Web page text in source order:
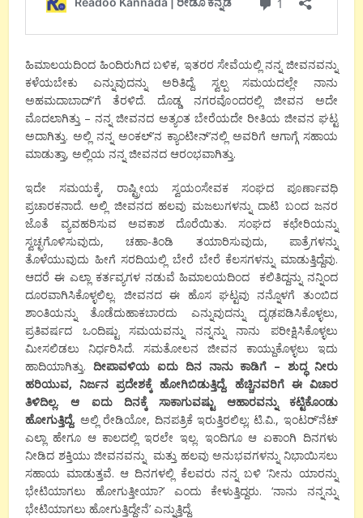
ಹಿಮಾಲಯದಿಂದ ಹಿಂದಿರುಗಿದ ಬಳಿಕ, ಇತರರ ಸೇವೆಯಲ್ಲಿ ನನ್ನ ಜೀವನವನ್ನು
ಕಳೆಯಬೇಕು ಎನ್ನುವುದನ್ನು ಅರಿತಿದ್ದೆ. ಸ್ವಲ್ಪ ಸಮಯದಲ್ಲೇ ನಾನು
ಅಹಮದಾಬಾದ್’ಗೆ ತೆರಳಿದೆ. ದೊಡ್ಡ ನಗರವೊಂದರಲ್ಲಿ ಜೀವನ ಅದೇ
ಮೊದಲಾಗಿತ್ತು – ನನ್ನ ಜೀವನದ ಅತ್ಯಂತ ಬೇರೆಯದೇ ರೀತಿಯ ಜೀವನ ಘಟ್ಟ
ಅದಾಗಿತ್ತು. ಅಲ್ಲಿ ನನ್ನ ಅಂಕಲ್’ನ ಕ್ಯಾಂಟೀನ್’ನಲ್ಲಿ ಅವರಿಗೆ ಆಗಾಗ್ಗೆ ಸಹಾಯ
ಮಾಡುತ್ತಾ, ಅಲ್ಲಿಯ ನನ್ನ ಜೀವನದ ಆರಂಭವಾಗಿತ್ತು.
ಇದೇ ಸಮಯಕ್ಕೆ, ರಾಷ್ಟ್ರೀಯ ಸ್ವಯಂಸೇವಕ ಸಂಘದ ಪೂರ್ಣಾವಧಿ
ಪ್ರಚಾರಕನಾದೆ. ಅಲ್ಲಿ ಜೀವನದ ಹಲವು ಮಜಲುಗಳನ್ನು ದಾಟಿ ಬಂದ ಜನರ
ಜೊತೆ ವ್ಯವಹರಿಸುವ ಅವಕಾಶ ದೊರೆಯಿತು. ಸಂಘದ ಕಛೇರಿಯನ್ನು
ಸ್ವಚ್ಛಗೊಳಿಸುವುದು, ಚಹಾ-ತಿಂಡಿ ತಯಾರಿಸುವುದು, ಪಾತ್ರೆಗಳನ್ನು
ತೊಳೆಯುವುದು ಹೀಗೆ ಸರದಿಯಲ್ಲಿ ಬೇರೆ ಬೇರೆ ಕೆಲಸಗಳನ್ನು ಮಾಡುತ್ತಿದ್ದೆವು.
ಆದರೆ ಈ ಎಲ್ಲಾ ಕರ್ತವ್ಯಗಳ ನಡುವೆ ಹಿಮಾಲಯದಿಂದ ಕಲಿತಿದ್ದನ್ನು ನನ್ನಿಂದ
ದೂರವಾಗಿಸಿಕೊಳ್ಳಲಿಲ್ಲ. ಜೀವನದ ಈ ಹೊಸ ಘಟ್ಟವು ನನ್ನೊಳಗೆ ತುಂಬಿದ
ಶಾಂತಿಯನ್ನು ತೊಡೆದುಹಾಕಬಾರದು ಎನ್ನುವುದನ್ನು ದೃಢಪಡಿಸಿಕೊಳ್ಳಲು,
ಪ್ರತಿವರ್ಷದ ಒಂದಿಷ್ಟು ಸಮಯವನ್ನು ನನ್ನನ್ನು ನಾನು ಪರೀಕ್ಷಿಸಿಕೊಳ್ಳಲು
ಮೀಸಲಿಡಲು ನಿರ್ಧರಿಸಿದೆ. ಸಮತೋಲನ ಜೀವನ ಕಾಯ್ದುಕೊಳ್ಳಲು ಇದು
ಹಾದಿಯಾಗಿತ್ತು. ದೀಪಾವಳಿಯ ಐದು ದಿನ ನಾನು ಕಾಡಿಗೆ – ಶುದ್ಧ ನೀರು
ಹರಿಯುವ, ನಿರ್ಜನ ಪ್ರದೇಶಕ್ಕೆ ಹೋಗಿಬಿಡುತ್ತಿದ್ದೆ. ಹೆಚ್ಚಿನವರಿಗೆ ಈ ವಿಚಾರ
ತಿಳಿದಿಲ್ಲ. ಆ ಐದು ದಿನಕ್ಕೆ ಸಾಕಾಗುವಷ್ಟು ಆಹಾರವನ್ನು ಕಟ್ಟಿಕೊಂಡು
ಹೋಗುತ್ತಿದ್ದೆ. ಅಲ್ಲಿ ರೇಡಿಯೋ, ದಿನಪತ್ರಿಕೆ ಇರುತ್ತಿರಲಿಲ್ಲ; ಟಿ.ವಿ., ಇಂಟರ್’ನೆಟ್
ಎಲ್ಲಾ ಹೇಗೂ ಆ ಕಾಲದಲ್ಲಿ ಇರಲೇ ಇಲ್ಲ. ಇಂದಿಗೂ ಆ ಏಕಾಂಗಿ ದಿನಗಳು
ನೀಡಿದ ಶಕ್ತಿಯು ಜೀವನವನ್ನು ಮತ್ತು ಹಲವು ಅನುಭವಗಳನ್ನು ನಿಭಾಯಿಸಲು
ಸಹಾಯ ಮಾಡುತ್ತವೆ. ಆ ದಿನಗಳಲ್ಲಿ ಕೆಲವರು ನನ್ನ ಬಳಿ ‘ನೀನು ಯಾರನ್ನು
ಭೇಟಿಯಾಗಲು ಹೋಗುತ್ತೀಯಾ?’ ಎಂದು ಕೇಳುತ್ತಿದ್ದರು. ‘ನಾನು ನನ್ನನ್ನು
ಭೇಟಿಯಾಗಲು ಹೋಗುತ್ತಿದ್ದೇನೆ’ ಎನ್ನುತ್ತಿದ್ದೆ.